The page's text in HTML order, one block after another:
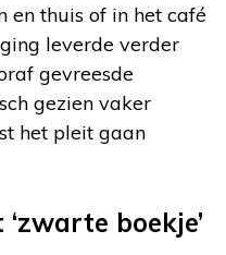
en thuis of in het café
leverde verder
gevreesde
gezien vaker
het pleit gaan
boekje’